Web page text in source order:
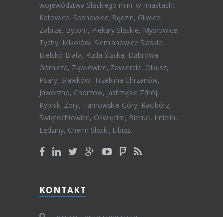
województwa Śląskiego m.in. w miastach:
Katowice, Sosnowiec, Będzin, Gliwice,
Zabrze, Bytom, Piekary Śląskie, Mysłowice,
Tychy, Mikołów, Siemianowice Ślaskie,
Bielsko-Biała, Ruda Śląska, Dąbrowa
Górnicza, Ząbkowice, Zawiercie, Olkusz,
Psary, Sławków, Trzebinia Chrzanów,
Jaworzno, Chorzów, Jastrzębie Zdrój,
Rybnik, Żory, Tarnowskie Góry, Racibórz,
Świętochłowice, Oświęcim, Bieruń, Imielin,
Lędziny, Chełm Śląski, Libiąż.
KONTAKT